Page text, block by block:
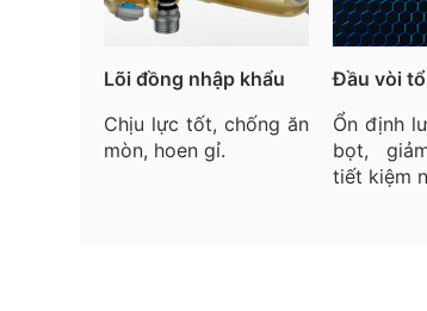
Lõi đồng nhập khẩu
Chịu lực tốt, chống ăn
mòn, hoen gỉ.
Đầu vòi
Ổn định
bọt,
tiết kiệm